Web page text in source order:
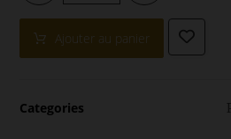
Ajouter au panier
Categories